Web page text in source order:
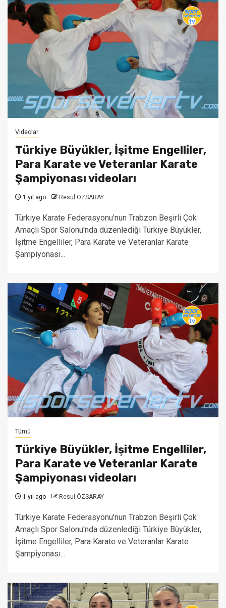
Videolar
Türkiye Büyükler, İşitme Engelliler,
Para Karate ve Veteranlar Karate
Şampiyonası videoları
1 yıl ago Resul ÖZSARAY
Türkiye Karate Federasyonu'nun Trabzon Beşirli Çok
Amaçlı Spor Salonu'nda düzenlediği Türkiye Büyükler,
İşitme Engelliler, Para Karate ve Veteranlar Karate
Şampiyonası...
Tümü
Türkiye Büyükler, İşitme Engelliler,
Para Karate ve Veteranlar Karate
Şampiyonası videoları
1 yıl ago Resul ÖZSARAY
Türkiye Karate Federasyonu'nun Trabzon Beşirli Çok
Amaçlı Spor Salonu'nda düzenlediği Türkiye Büyükler,
İşitme Engelliler, Para Karate ve Veteranlar Karate
Şampiyonası...